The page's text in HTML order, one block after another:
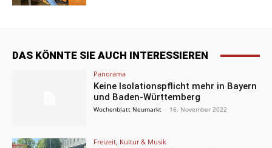
DAS KÖNNTE SIE AUCH INTERESSIEREN
Panorama
Keine Isolationspflicht mehr in Bayern
und Baden-Württemberg
Wochenblatt Neumarkt - 16. November 2022
Freizeit, Kultur & Musik